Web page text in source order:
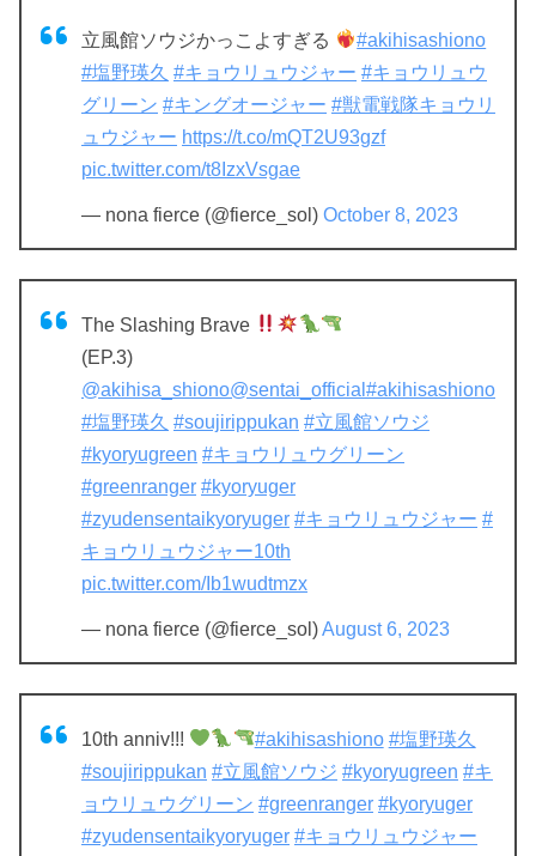
立風館ソウジかっこよすぎる
#akihisashiono
#塩野瑛久 #キョウリュウジャー #キョウリュウ
グリーン #キングオージャー #獣電戦隊キョウリ
ュウジャー https://t.co/mQT2U93gzf
pic.twitter.com/t8IzxVsgae
— nona fierce (@fierce_sol) October 8, 2023
The Slashing Brave
(EP.3)
@akihisa_shiono@sentai_official #akihisashiono
#塩野瑛久 #soujirippukan #立風館ソウジ
#kyoryugreen #キョウリュウグリーン
#greenranger #kyoryuger
#zyudensentaikyoryuger #キョウリュウジャー #
キョウリュウジャー10th
pic.twitter.com/Ib1wudtmzx
— nona fierce (@fierce_sol)August 6, 2023
10th anniv!!! #akihisashiono #塩野瑛久
#soujirippukan #立風館ソウジ #kyoryugreen #キ
ョウリュウグリーン #greenranger #kyoryuger
#zyudensentaikyoryuger #キョウリュウジャー